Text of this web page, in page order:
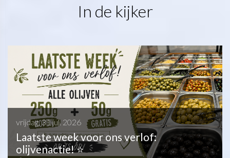
In de kijker
vrijdag, 31 jul. 2026
Laatste week voor ons verlof:
olijvenactie! ⭐